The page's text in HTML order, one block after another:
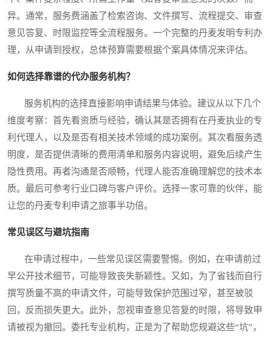
异。通常，服务费涵盖了检索咨询、文件撰写、流程提交、审查
意见答复、时限监控等全流程服务。一个完整的丹麦发明专利办
理，从申请到授权，总体预算需要根据个案具体情况来评估。
如何选择靠谱的代办服务机构？
服务机构的选择直接影响申请结果与体验。建议从以下几个
维度考察：首先看资质与经验，确认其是否拥有在丹麦执业的专
利代理人，以及是否有相关技术领域的成功案例。其次看服务透
明度，是否提供清晰的费用清单和服务内容说明，避免后续产生
隐性费用。再者沟通是否顺畅，代理人能否准确理解您的技术本
质。最后可参考行业口碑与客户评价。选择一家可靠的伙伴，能
让您的丹麦专利申请之旅事半功倍。
常见误区与避坑指南
在申请过程中，一些常见误区需要警惕。例如，在申请前过
早公开技术细节，可能导致丧失新颖性。又如，为了省钱而自行
撰写质量不高的申请文件，可能导致保护范围过窄，甚至被驳
回，反而损失更大。此外，忽视审查意见答复的时限，将导致申
请被视为撤回。委托专业机构，正是为了帮助您规避这些“坑”，